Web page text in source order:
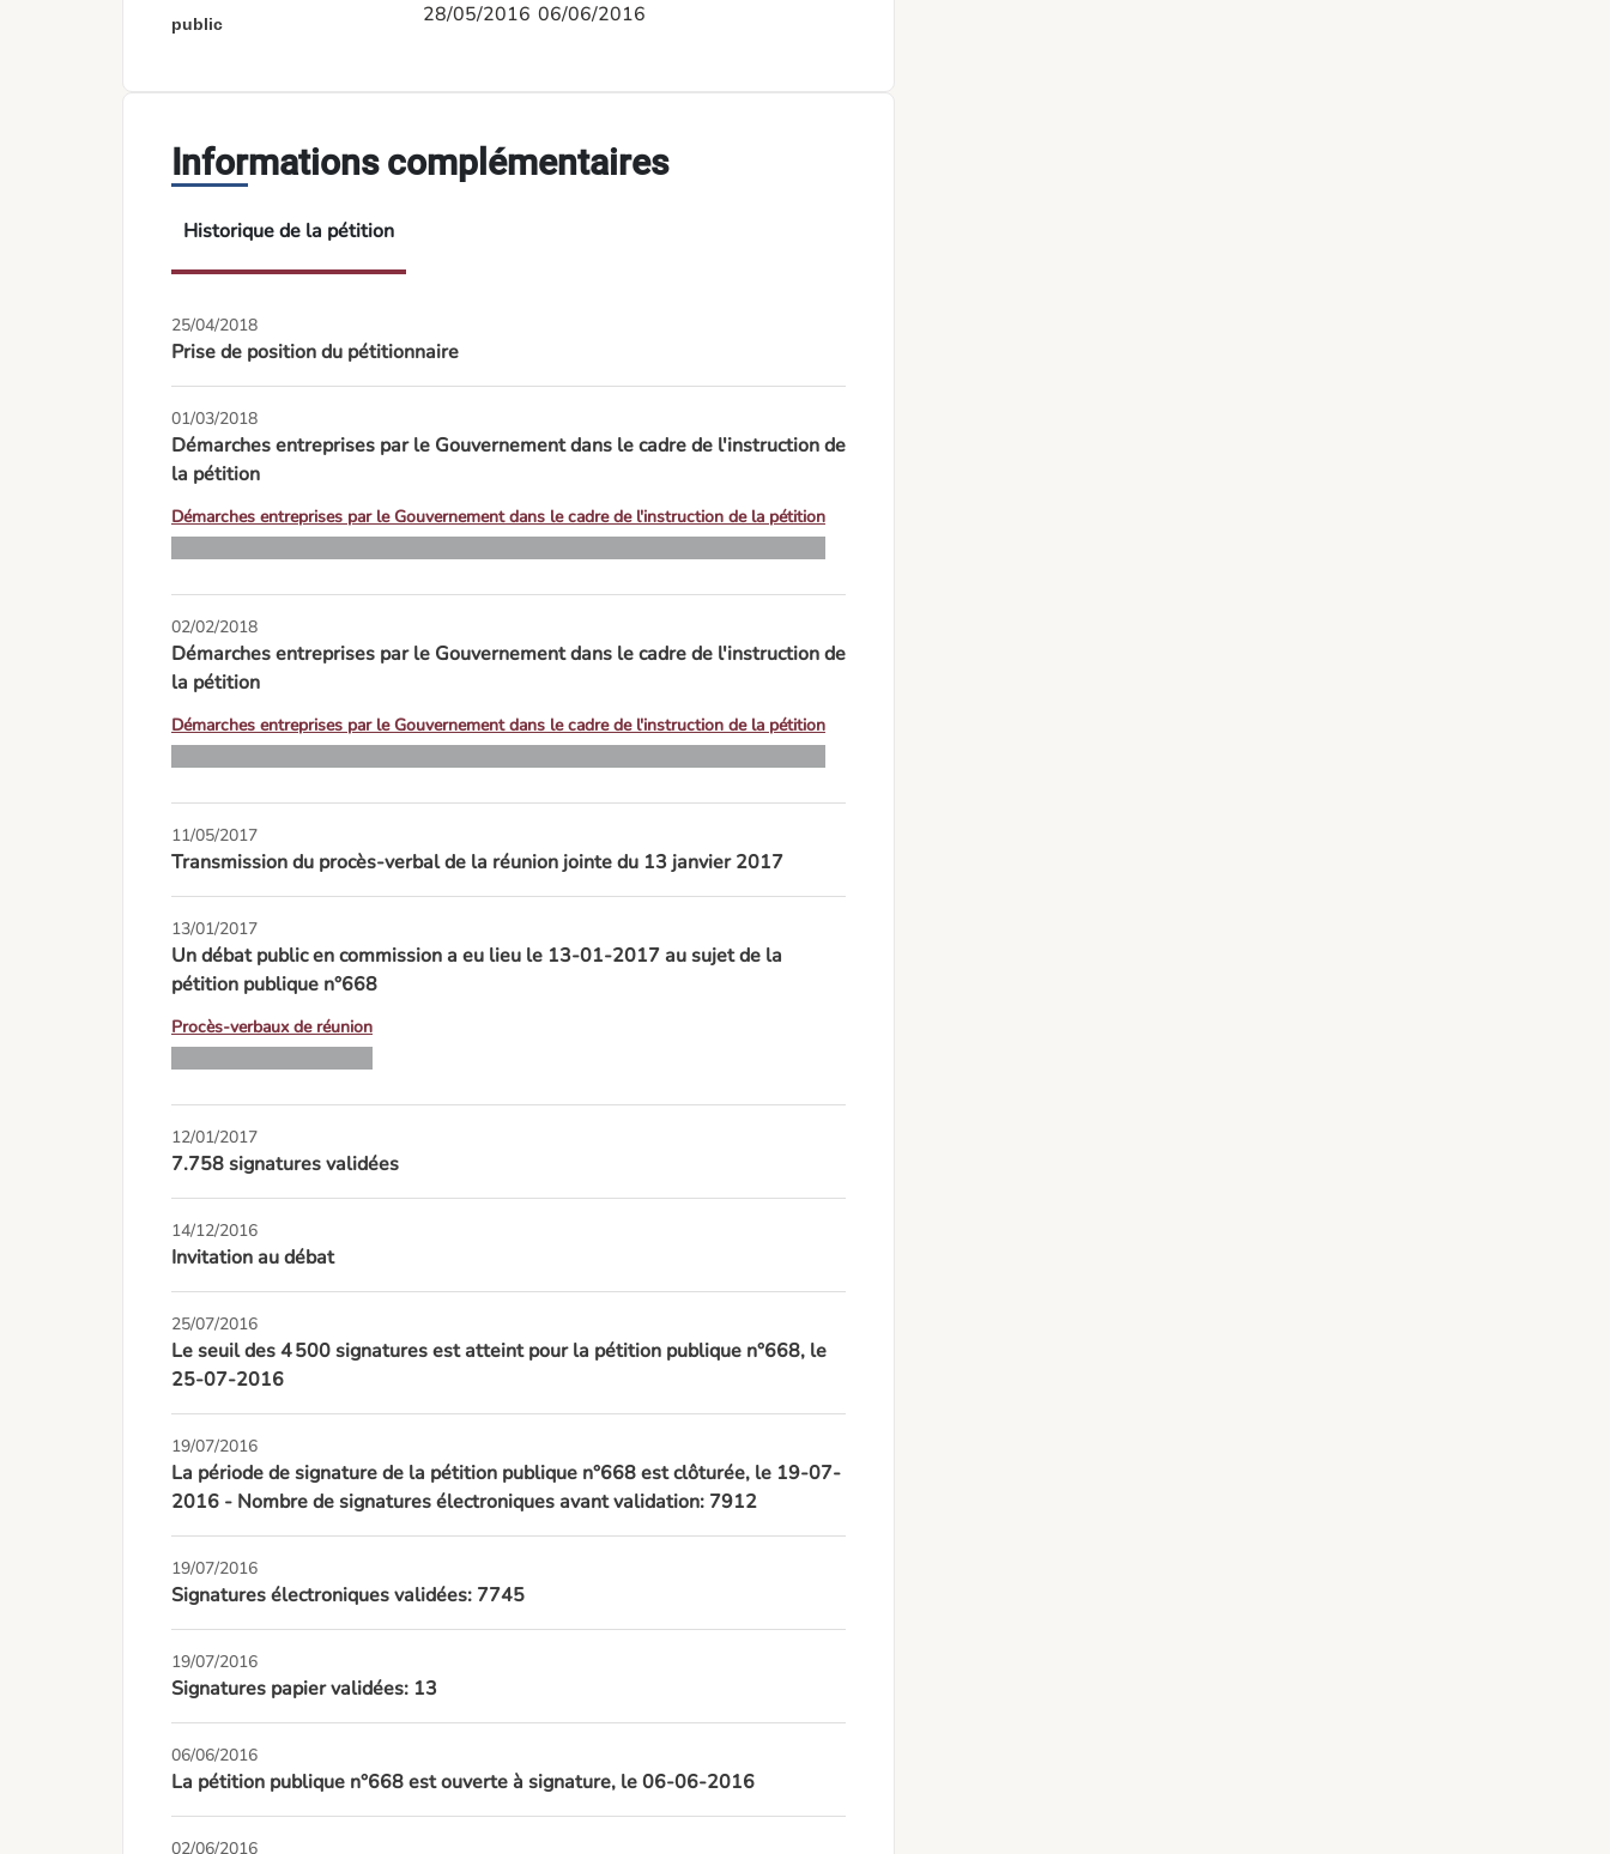
public
28/05/2016 06/06/2016
Informations complémentaires
Historique de la pétition
25/04/2018
Prise de position du pétitionnaire
01/03/2018
Démarches entreprises par le Gouvernement dans le cadre de l'instruction de
la pétition
Démarches entreprises par le Gouvernement dans le cadre de l'instruction de la pétition
02/02/2018
Démarches entreprises par le Gouvernement dans le cadre de l'instruction de
la pétition
Démarches entreprises par le Gouvernement dans le cadre de l'instruction de la pétition
11/05/2017
Transmission du procès-verbal de la réunion jointe du 13 janvier 2017
13/01/2017
Un débat public en commission a eu lieu le 13-01-2017 au sujet de la
pétition publique n°668
Procès-verbaux de réunion
12/01/2017
7.758 signatures validées
14/12/2016
Invitation au débat
25/07/2016
Le seuil des 4 500 signatures est atteint pour la pétition publique n°668, le
25-07-2016
19/07/2016
La période de signature de la pétition publique n°668 est clôturée, le 19-07-
2016 - Nombre de signatures électroniques avant validation: 7912
19/07/2016
Signatures électroniques validées: 7745
19/07/2016
Signatures papier validées: 13
06/06/2016
La pétition publique n°668 est ouverte à signature, le 06-06-2016
02/06/2016